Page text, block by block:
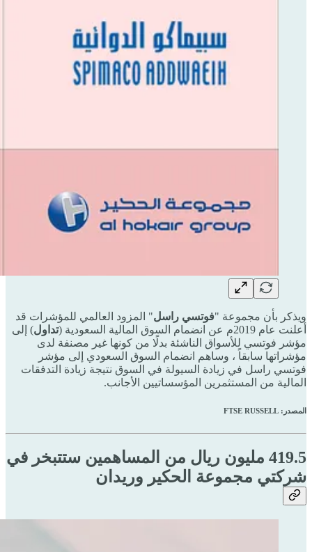
ويذكر بأن مجموعة "فوتسي راسل" المزود العالمي للمؤشرات قد
أعلنت عام 2019م عن انضمام السوق المالية السعودية (
تداول) إلى
مؤشر فوتسي للأسواق الناشئة بدلًا من كونها غير مصنفة لدى
مؤشراتها سابقاً ، وساهم انضمام السوق السعودي إلى مؤشر
فوتسي راسل في زيادة السيولة في السوق نتيجة زيادة التدفقات
المالية من المستثمرين المؤسساتيين الأجانب.
المصدر: FTSE RUSSELL
419.5 مليون ريال من المساهمين ستتبخر في
شركتي مجموعة الحكير وريدان